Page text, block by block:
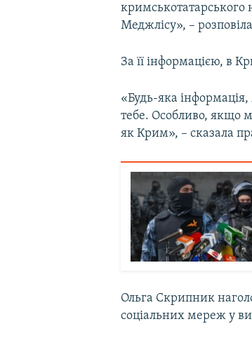
кримськотатарського
Меджлісу», –
За її інформацією, в
«Будь-яка
тебе. Особливо, якщо
як Крим», – сказала
Ольга Скрипник
соціальних мереж у